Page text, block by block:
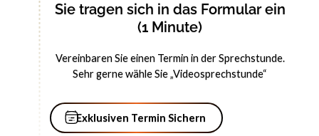
Sie tragen sich in das Formular ein
(1 Minute)
Vereinbaren Sie einen Termin in der Sprechstunde.
Sehr gerne wähle Sie „Videosprechstunde“
Exklusiven Termin Sichern
Exklusiven Termin Sichern